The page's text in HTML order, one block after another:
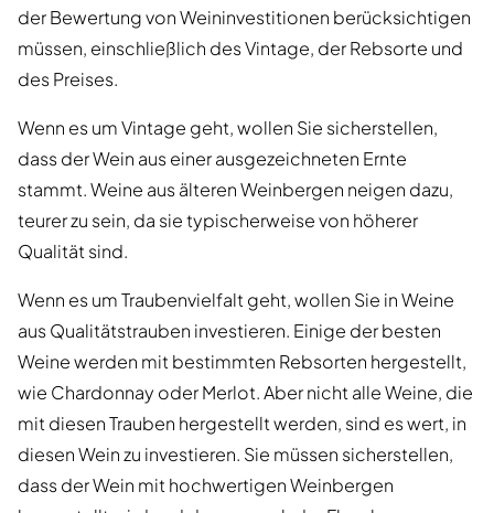
der Bewertung von Weininvestitionen berücksichtigen
müssen, einschließlich des Vintage, der Rebsorte und
des Preises.
Wenn es um Vintage geht, wollen Sie sicherstellen,
dass der Wein aus einer ausgezeichneten Ernte
stammt. Weine aus älteren Weinbergen neigen dazu,
teurer zu sein, da sie typischerweise von höherer
Qualität sind.
Wenn es um Traubenvielfalt geht, wollen Sie in Weine
aus Qualitätstrauben investieren. Einige der besten
Weine werden mit bestimmten Rebsorten hergestellt,
wie Chardonnay oder Merlot. Aber nicht alle Weine, die
mit diesen Trauben hergestellt werden, sind es wert, in
diesen Wein zu investieren. Sie müssen sicherstellen,
dass der Wein mit hochwertigen Weinbergen